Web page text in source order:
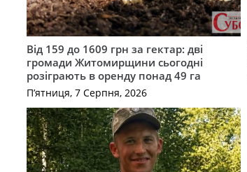
Від 159 до 1609 грн за гектар: дві
громади Житомирщини сьогодні
розіграють в оренду понад 49 га
П’ятниця, 7 Серпня, 2026